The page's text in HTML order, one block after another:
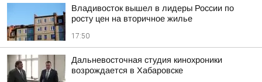
Владивосток вышел в лидеры России по
росту цен на вторичное жилье
17:50
Дальневосточная студия кинохроники
возрождается в Хабаровске